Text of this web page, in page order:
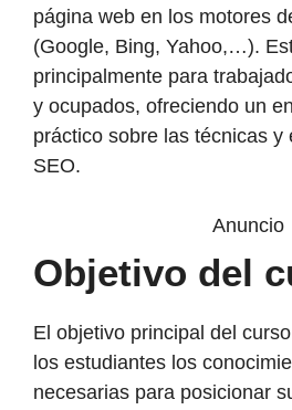
página web en los motores
(Google, Bing, Yahoo,…).
principalmente para
y ocupados, ofreciendo un
práctico sobre las técnicas y
SEO.
Anuncio
Objetivo del
El objetivo principal del
los estudiantes los
necesarias para posicionar